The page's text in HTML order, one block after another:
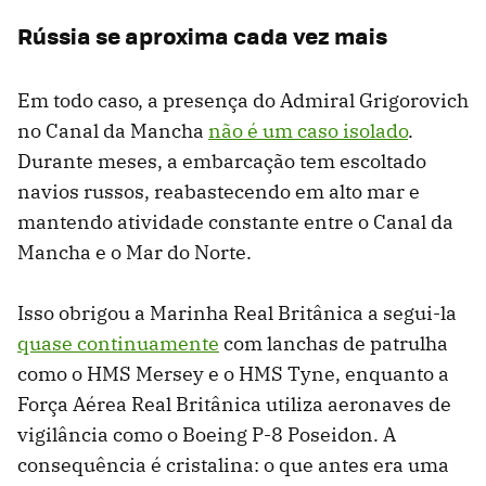
Rússia se aproxima cada vez mais
Em todo caso, a presença do Admiral Grigorovich
no Canal da Mancha não é um caso isolado.
Durante meses, a embarcação tem escoltado
navios russos, reabastecendo em alto mar e
mantendo atividade constante entre o Canal da
Mancha e o Mar do Norte.
Isso obrigou a Marinha Real Britânica a segui-la
quase continuamente com lanchas de patrulha
como o HMS Mersey e o HMS Tyne, enquanto a
Força Aérea Real Britânica utiliza aeronaves de
vigilância como o Boeing P-8 Poseidon. A
consequência é cristalina: o que antes era uma